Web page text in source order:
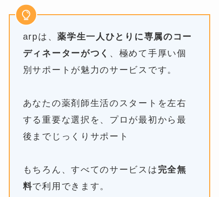
arpは、薬学生一人ひとりに専属のコー
ディネーターがつく 、極めて手厚い個
別サポートが魅力のサービスです。
あなたの薬剤師生活のスタートを左右
する重要な選択を、プロが最初から最
後までじっくりサポート
もちろん、すべてのサービスは 完全無
料で利用できます。